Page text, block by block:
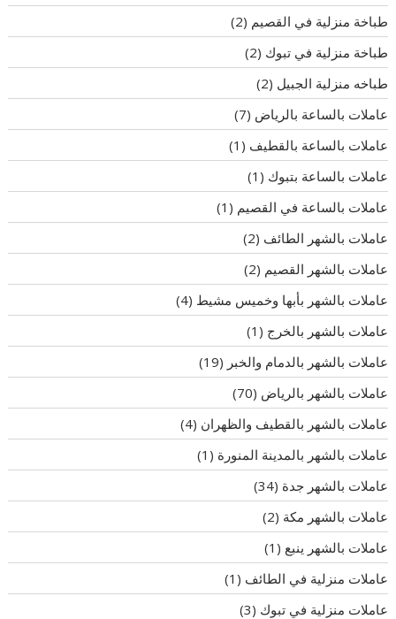
طباخة منزلية في القصيم (2)
طباخة منزلية في تبوك (2)
طباخه منزلية الجبيل (2)
عاملات بالساعة بالرياض (7)
عاملات بالساعة بالقطيف (1)
عاملات بالساعة بتبوك (1)
عاملات بالساعة في القصيم (1)
عاملات بالشهر الطائف (2)
عاملات بالشهر القصيم (2)
عاملات بالشهر بأبها وخميس مشيط (4)
عاملات بالشهر بالخرج (1)
عاملات بالشهر بالدمام والخبر (19)
عاملات بالشهر بالرياض (70)
عاملات بالشهر بالقطيف والظهران (4)
عاملات بالشهر بالمدينة المنورة (1)
عاملات بالشهر جدة (34)
عاملات بالشهر مكة (2)
عاملات بالشهر ينبع (1)
عاملات منزلية في الطائف (1)
عاملات منزلية في تبوك (3)